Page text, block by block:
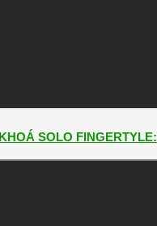
SOLO FINGERTYLE: